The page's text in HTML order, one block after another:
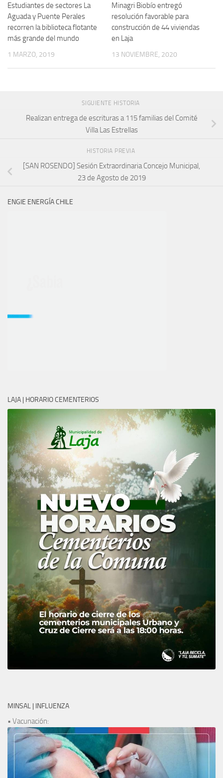
Estudiantes de sectores La
Aguada y Puente Perales
recorren la biblioteca flotante
más grande del mundo
1 MARZO, 2019
Minagri Biobío entregó
resolución favorable para
construcción de 44 viviendas
en Laja
13 NOVIEMBRE, 2020
SIGUIENTE HISTORIA
Realizan entrega de escrituras a 115 familias del Comité
Villa Las Estrellas
HISTORIA PREVIA
[SAN ROSENDO] Sesión Extraordinaria Concejo Municipal,
23 de Agosto de 2019
ENGIE ENERGÍA CHILE
LAJA | HORARIO CEMENTERIOS
MINSAL | INFLUENZA
• Vacunación: